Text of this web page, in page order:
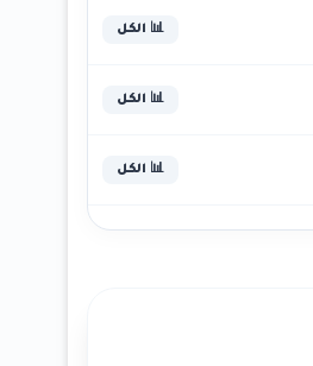
📊 الكل
📊 الكل
📊 الكل